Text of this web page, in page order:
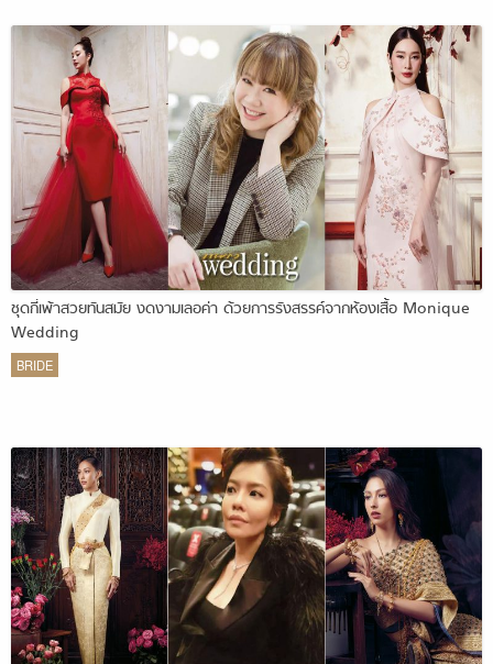
ชุดกี่เพ้าสวยทันสมัย งดงามเลอค่า ด้วยการรังสรรค์จากห้องเสื้อ Monique
Wedding
BRIDE